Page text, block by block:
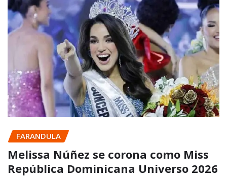
FARANDULA
Melissa Núñez se corona como Miss
República Dominicana Universo 2026